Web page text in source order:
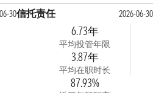
30信托责任 2026-06-30
6.73年
平均投管年限
3.87年
平均在职时长
87.93%